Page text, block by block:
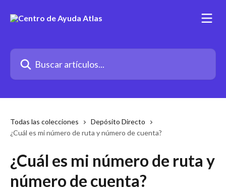
Buscar artículos...
Todas las colecciones
Depósito Directo
¿Cuál es mi número de ruta y número de cuenta?
¿Cuál es mi número de ruta y
número de cuenta?